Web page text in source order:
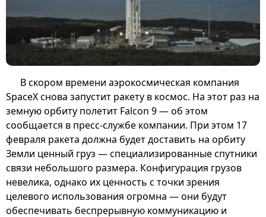
В скором времени аэрокосмическая компания
SpaceX снова запустит ракету в космос. На этот раз на
земную орбиту полетит Falcon 9 — об этом
сообщается в пресс-службе компании. При этом 17
февраля ракета должна будет доставить на орбиту
Земли ценный груз — специализированные спутники
связи небольшого размера. Конфигурация грузов
невелика, однако их ценность с точки зрения
целевого использования огромна — они будут
обеспечивать беспрерывную коммуникацию и